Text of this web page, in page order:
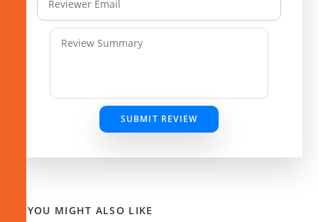
SUBMIT REVIEW
YOU MIGHT ALSO LIKE